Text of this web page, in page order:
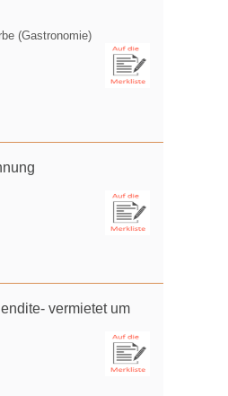
(Gastronomie)
vermietet um